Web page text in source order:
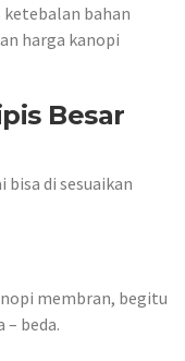
bahan
harga kanopi
Besar
bisa di sesuaikan
membran, begitu
beda.